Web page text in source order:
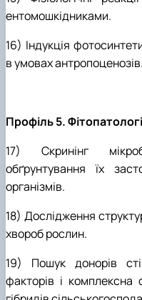
ентомошкідниками.
16) Індукція
в умовах антропоценозів.
Профіль 5.
17) Скринінг
обґрунтування їх
організмів.
18) Дослідження
хвороб рослин.
19) Пошук донорів
факторів і комплексна